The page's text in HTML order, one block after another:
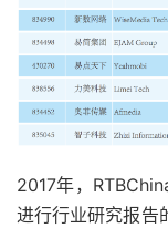
2017年，
进行行业研究报告